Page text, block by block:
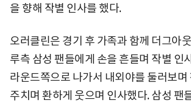
을 향해 작별 인사를 했다.
오러클린은 경기 후 가족과 함께 더그아
루측 삼성 팬들에게 손을 흔들며 작별 인
라운드쪽으로 나가서 내외야를 둘러보며
주치며 환하게 웃으며 인사했다. 삼성 팬